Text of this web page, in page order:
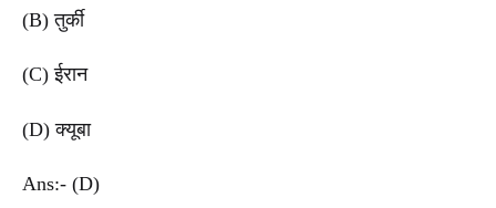
(B) तुर्की
(C) ईरान
(D) क्यूबा
Ans:- (D)